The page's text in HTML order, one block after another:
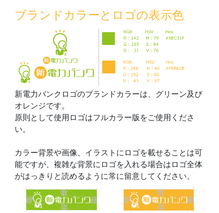
ブランドカラーとロゴの表示色
新電力バンクロゴのブランドカラーは、グリーン及び
オレンジです。
原則として使用ロゴはフルカラー版をご使用くださ
い。
カラー背景や画像、イラストにロゴを載せることは可
能ですが、複雑な背景にロゴを入れる場合はロゴ全体
がはっきりと読めるように常に留意してください。